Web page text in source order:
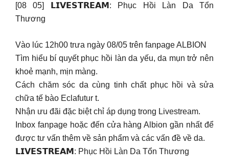
[08 05] 𝗟𝗜𝗩𝗘𝗦𝗧𝗥𝗘𝗔𝗠: Phục Hồi Làn Da Tổn
Thương
Vào lúc 12h00 trưa ngày 08/05 trên fanpage ALBION
Tìm hiểu bí quyết phục hồi làn da yếu, da mụn trở nên
khoẻ mạnh, mịn màng.
Cách chăm sóc da cùng tinh chất phục hồi và sửa
chữa tế bào Eclafutur t.
Nhận ưu đãi đặc biệt chỉ áp dụng trong Livestream.
Inbox fanpage hoặc đến cửa hàng Albion gần nhất để
được tư vấn thêm về sản phẩm và các vấn đề về da.
𝗟𝗜𝗩𝗘𝗦𝗧𝗥𝗘𝗔𝗠: Phục Hồi Làn Da Tổn Thương